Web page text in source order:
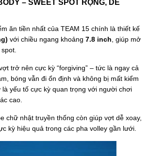
– SWEET SPOT RỘNG, DỄ
ăn tiền nhất của TEAM 15 chính là thiết kế
với chiều ngang khoảng 7.8 inch , giúp mở
trở nên cực kỳ “forgiving” – tức là ngay cả
bóng vẫn đi ổn định và không bị mất kiểm
yếu tố cực kỳ quan trọng với người chơi
cao.
chữ nhật truyền thống còn giúp vợt dễ xoay,
kỳ hiệu quả trong các pha volley gần lưới.